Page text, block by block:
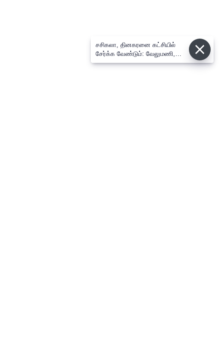
சசிகலா, தினகரனை கட்சியில்
சேர்க்க வேண்டும்: வேலுமணி,
விஸ்வநாதன் மீண்டும் போர்க்கொடி